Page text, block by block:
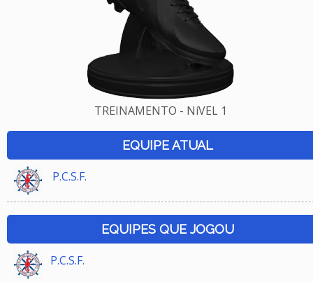
TREINAMENTO - NíVEL 1
EQUIPE ATUAL
P.C.S.F.
EQUIPES QUE JOGOU
P.C.S.F.